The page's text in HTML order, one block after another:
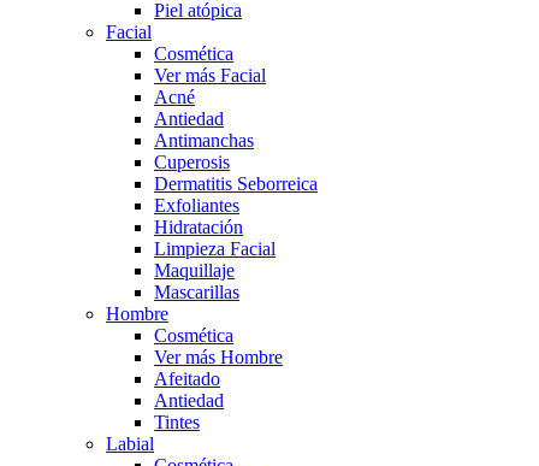
Piel atópica
Facial
Cosmética
Ver más Facial
Acné
Antiedad
Antimanchas
Cuperosis
Dermatitis Seborreica
Exfoliantes
Hidratación
Limpieza Facial
Maquillaje
Mascarillas
Hombre
Cosmética
Ver más Hombre
Afeitado
Antiedad
Tintes
Labial